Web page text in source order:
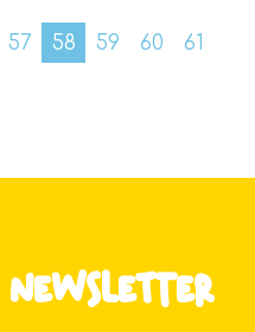
57 58 59 60
61
newsletter